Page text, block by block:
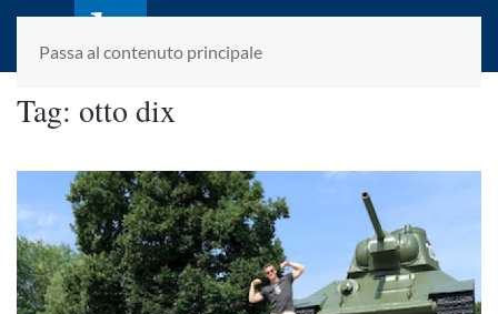
Passa al contenuto principale
laletteraturaenoi.it
fondato da Romano Luperini
Tag: otto dix